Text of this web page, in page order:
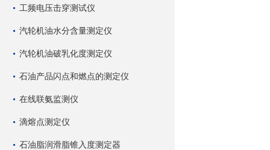
工频电压击穿测试仪
汽轮机油水分含量测定仪
汽轮机油破乳化度测定仪
石油产品闪点和燃点的测定仪
在线联氨监测仪
滴熔点测定仪
石油脂润滑脂锥入度测定器